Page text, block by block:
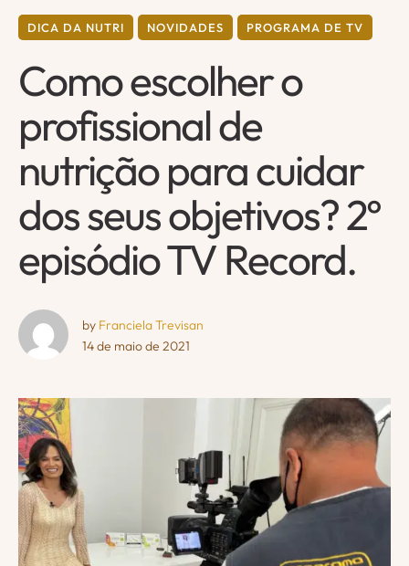
DICA DA NUTRI NOVIDADES PROGRAMA DE TV
Como escolher o
profissional de
nutrição para cuidar
dos seus objetivos? 2º
episódio TV Record.
by Franciela Trevisan
14 de maio de 2021